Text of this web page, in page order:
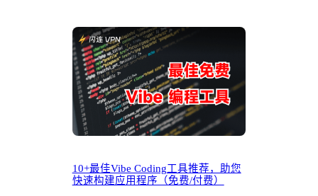
10+最佳Vibe Coding工具推荐，助您
快速构建应用程序（免费/付费）